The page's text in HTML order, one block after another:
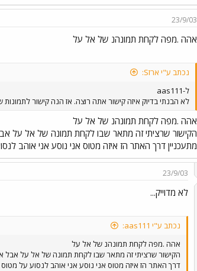
23/9/03
אהה .מפה לקחת תמונהנ של אל על
נכתב ע"י ארזS:
ל-aas111
לא הבנתי בדיוק איזה קישור אתה רוצה. אז הנה קישור לתמונות
אהה .מפה לקחת תמונהנ של אל על
הקישור שרציתי זה מתאר שבו לקחת תמונה של אל על
מתעכניין דרך האתר הז איזה מטוס אני נוסע אני אוהב
23/9/03
לא מדוייק...
נכתב ע"י aas111:
אהה .מפה לקחת תמונהנ של אל על
הקישור שרציתי זה מתאר שבו לקחת תמונה של אל על אבל
דרך האתר הז איזה מטוס אני נוסע אני אוהב לנסוע על מטוס